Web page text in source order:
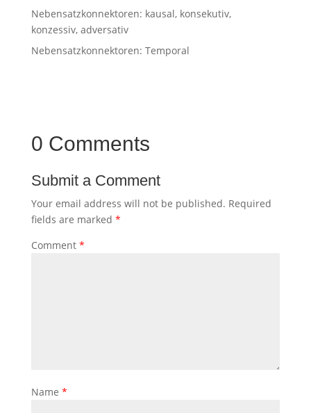
Nebensatzkonnektoren: kausal, konsekutiv,
konzessiv, adversativ
Nebensatzkonnektoren: Temporal
0 Comments
Submit a Comment
Your email address will not be published. Required
fields are marked *
Comment *
Name *